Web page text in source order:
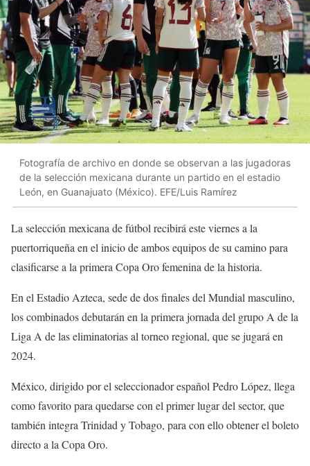
Fotografía de archivo en donde se observan a las jugadoras
de la selección mexicana durante un partido en el estadio
León, en Guanajuato (México). EFE/Luis Ramírez
La selección mexicana de fútbol recibirá este viernes a la
puertorriqueña en el inicio de ambos equipos de su camino para
clasificarse a la primera Copa Oro femenina de la historia.
En el Estadio Azteca, sede de dos finales del Mundial masculino,
los combinados debutarán en la primera jornada del grupo A de la
Liga A de las eliminatorias al torneo regional, que se jugará en
2024.
México, dirigido por el seleccionador español Pedro López, llega
como favorito para quedarse con el primer lugar del sector, que
también integra Trinidad y Tobago, para con ello obtener el boleto
directo a la Copa Oro.